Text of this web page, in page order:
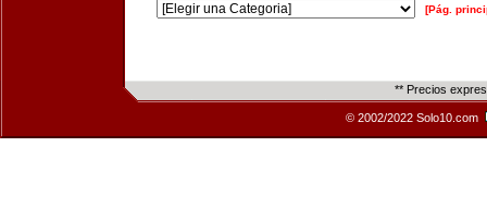
[Pág.
** Precios
© 2002/2022 Solo10.com